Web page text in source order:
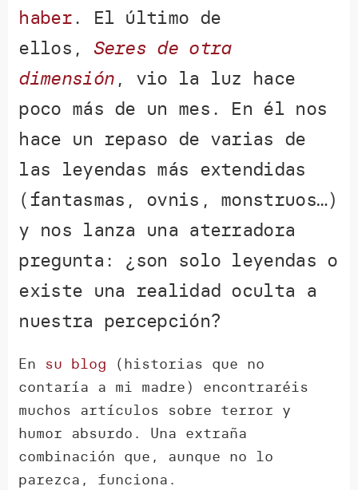
haber. El último de
ellos, Seres de otra
dimensión , vio la luz hace
poco más de un mes. En él nos
hace un repaso de varias de
las leyendas más extendidas
(fantasmas, ovnis, monstruos…)
y nos lanza una aterradora
pregunta: ¿son solo leyendas o
existe una realidad oculta a
nuestra percepción?
En su blog (historias que no
contaría a mi madre) encontraréis
muchos artículos sobre terror y
humor absurdo. Una extraña
combinación que, aunque no lo
parezca, funciona.